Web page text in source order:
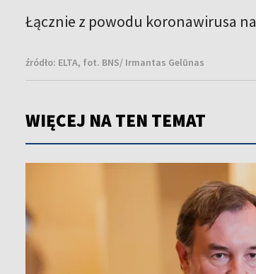
Łącznie z powodu koronawirusa
źródło: ELTA, fot. BNS/ Irmantas Gelūnas
WIĘCEJ NA TEN TEMAT